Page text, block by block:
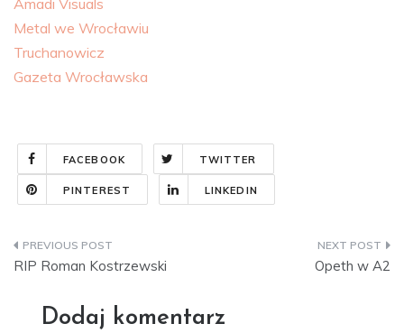
Amadi Visuals
Metal we Wrocławiu
Truchanowicz
Gazeta Wrocławska
FACEBOOK TWITTER
PINTEREST LINKEDIN
Nawigacja
RIP Roman Kostrzewski Opeth w A2
Dodaj komentarz